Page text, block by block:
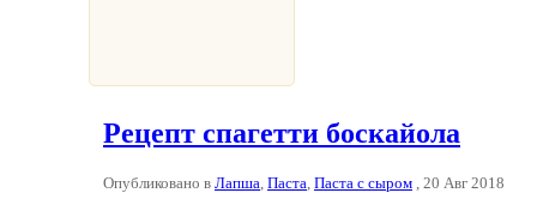
Рецепт спагетти боскайола
Опубликовано в Лапша, Паста, Паста с сыром , 20 Авг 2018